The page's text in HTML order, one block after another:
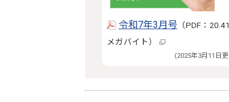
令和7年3月号（PDF：20.41
メガバイト）
(2025年3月11日